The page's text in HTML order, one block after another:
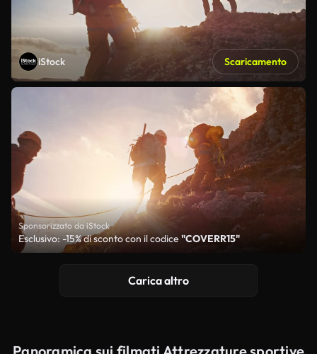
iStock Scaricamento
Sponsorizzato da iStock
Esclusivo: -15% di sconto con il codice "COVERR15"
Carica altro